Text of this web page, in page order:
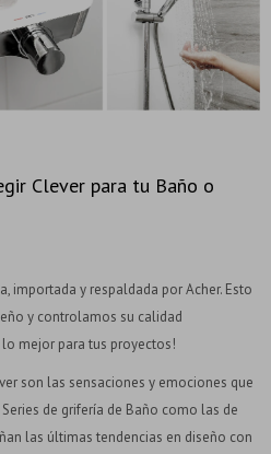
Clever para tu Baño o
importada y respaldada por Acher. Esto
y controlamos su calidad
mejor para tus proyectos!
son las sensaciones y emociones que
de grifería de Baño como las de
las últimas tendencias en diseño con